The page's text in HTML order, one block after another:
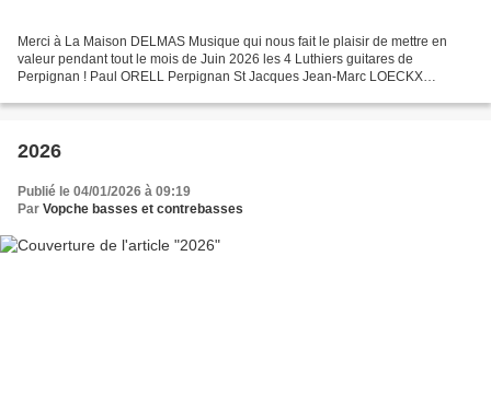
Merci à La Maison DELMAS Musique qui nous fait le plaisir de mettre en
valeur pendant tout le mois de Juin 2026 les 4 Luthiers guitares de
Perpignan ! Paul ORELL Perpignan St Jacques Jean-Marc LOECKX
2026
Publié le 04/01/2026 à 09:19
Par Vopche basses et contrebasses